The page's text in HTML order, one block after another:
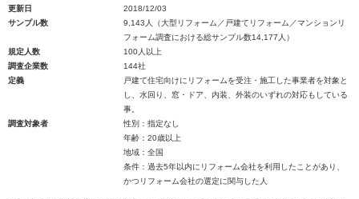
更新日
2018/12/03
サンプル数
9,143人（大型リフォーム／戸建てリフォーム／マンションリ
フォーム調査における総サンプル数14,177人）
規定人数
100人以上
調査企業数
144社
定義
戸建て住宅向けにリフォームを受注・施工した事業者を対象と
し、水回り、窓・ドア、内装、外装のいずれの対応もしている
事。
調査対象者
性別：指定なし
年齢：20歳以上
地域：全国
条件：過去5年以内にリフォーム会社を利用したことがあり、
かつリフォーム会社の選定に関与した人